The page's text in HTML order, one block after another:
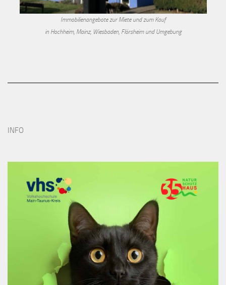
Immobilienangebote zur Miete und zum Kauf
in Hochheim, Mainz, Wiesbaden, Flörsheim und Umgebung
INFO